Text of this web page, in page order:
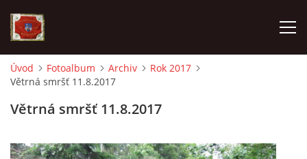
AKTUALITY
Úvod Fotoalbum Archiv
Rok 2017
Větrná smršť 11.8.2017
Větrná smršť 11.8.2017